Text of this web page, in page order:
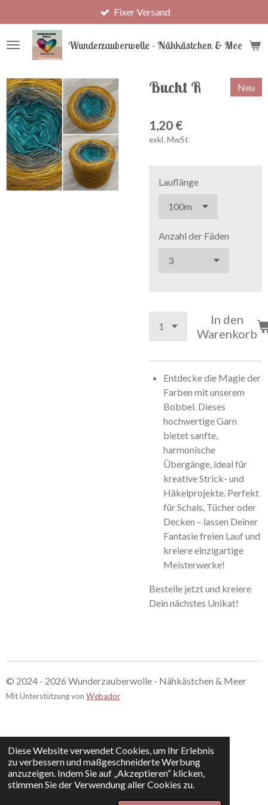
Diese Website verwendet Cookies, um Ihr Erlebnis
zu verbessern und maßgeschneiderte Werbung
anzuzeigen. Indem Sie auf „Akzeptieren“ klicken,
stimmen Sie der Verwendung aller Cookies zu.
Hauptinhalt
springen
Wunderzauberwolle - Nähkästchen & Meer
Fixer Versand
Bucht R Neu
1,20 €
exkl. MwSt
Lauflänge
Anzahl der Fäden
In den
Warenkorb
Entdecke die Magie der
Farben mit unserem
Bobbel. Dieses
hochwertige Garn
bietet sanfte,
harmonische
Übergänge, ideal für
kreative Strick- und
Häkelprojekte. Perfekt
für Schals, Tücher oder
Decken – lassen Deiner
Fantasie freien Lauf und
kreiere einzigartige
Meisterwerke!
Bestelle jetzt und kreiere
Dein nächstes Unikat!
© 2024 - 2026 Wunderzauberwolle - Nähkästchen & Meer
Mit Unterstützung von Webador